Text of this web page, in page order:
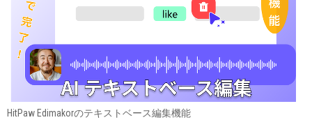
HitPaw Edimakorのテキストベース編集機能